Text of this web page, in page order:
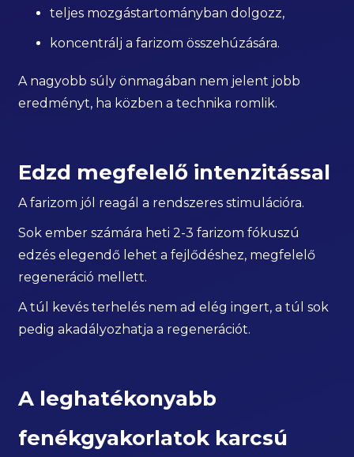
teljes mozgástartományban dolgozz,
koncentrálj a farizom összehúzására.
A nagyobb súly önmagában nem jelent jobb
eredményt, ha közben a technika romlik.
Edzd megfelelő intenzitással
A farizom jól reagál a rendszeres stimulációra.
Sok ember számára heti 2-3 farizom fókuszú
edzés elegendő lehet a fejlődéshez, megfelelő
regeneráció mellett.
A túl kevés terhelés nem ad elég ingert, a túl sok
pedig akadályozhatja a regenerációt.
A leghatékonyabb
fenékgyakorlatok karcsú